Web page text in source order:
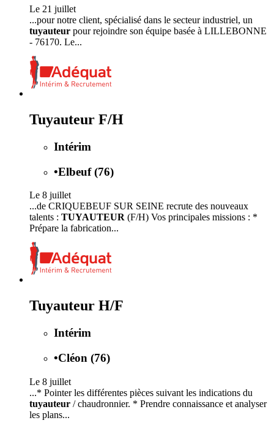
Le 21 juillet
...pour notre client, spécialisé dans le secteur industriel, un
tuyauteur pour rejoindre son équipe basée à LILLEBONNE
- 76170. Le...
Tuyauteur F/H
Intérim
•Elbeuf (76)
Le 8 juillet
...de CRIQUEBEUF SUR SEINE recrute des nouveaux
talents : TUYAUTEUR (F/H) Vos principales missions : *
Prépare la fabrication...
Tuyauteur H/F
Intérim
•Cléon (76)
Le 8 juillet
...* Pointer les différentes pièces suivant les indications du
tuyauteur / chaudronnier. * Prendre connaissance et analyser
les plans...